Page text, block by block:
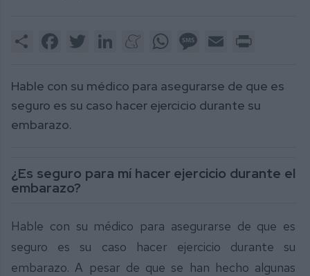
Share FacebookTwitter LinkedInMeneameWhatsAppMessage
Email
Hable con su médico para asegurarse de que es
seguro es su caso hacer ejercicio durante su
embarazo.
¿Es seguro para mí hacer ejercicio durante el
embarazo?
Hable con su médico para asegurarse de que es
seguro es su caso hacer ejercicio durante su
embarazo. A pesar de que se han hecho algunas